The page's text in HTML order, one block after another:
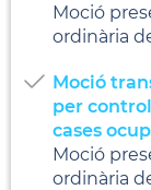
Moció
ordinària
Moció
per
cases
Moció
ordinària